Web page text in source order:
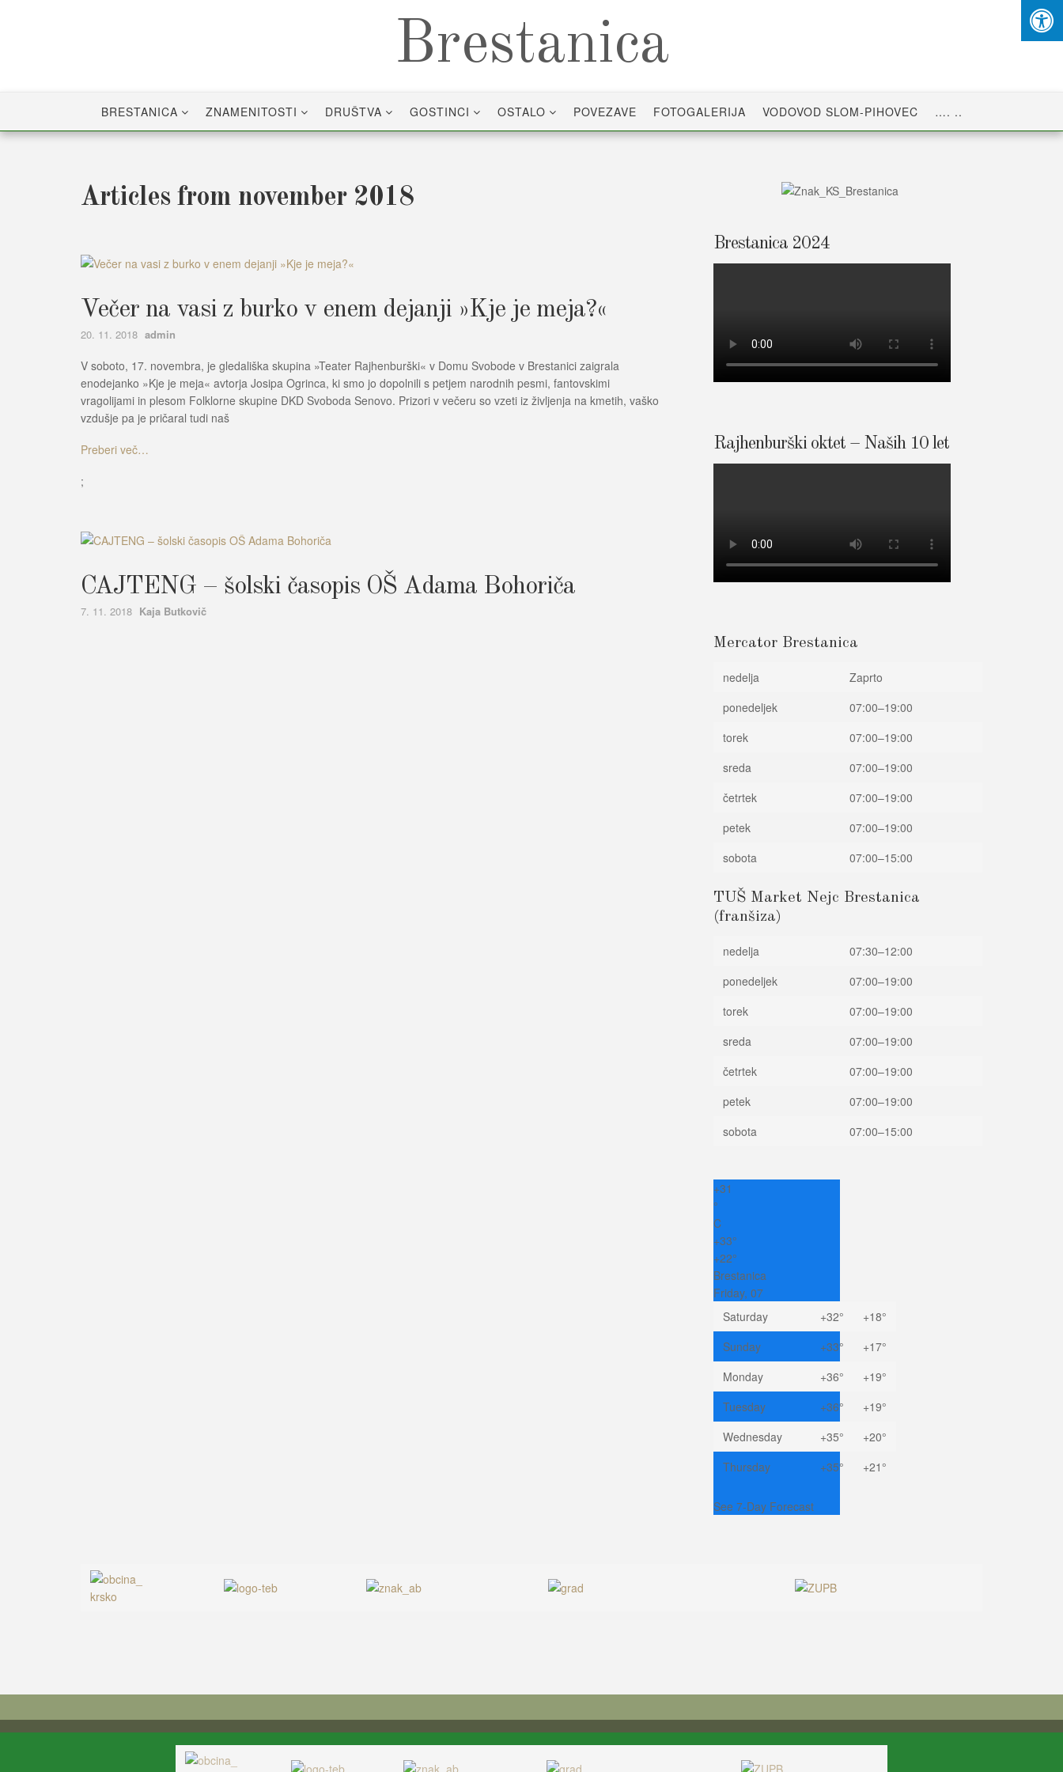
Brestanica
BRESTANICA ZNAMENITOSTI DRUŠTVA GOSTINCI OSTALO POVEZAVE FOTOGALERIJA VODOVOD SLOM-PIHOVEC …. ..
Articles from november 2018
Večer na vasi z burko v enem dejanji »Kje je meja?«
20. 11. 2018 Author
admin
V soboto, 17. novembra, je gledališka skupina »Teater Rajhenburški« v Domu Svobode v Brestanici zaigrala
enodejanko »Kje je meja« avtorja Josipa Ogrinca, ki smo jo dopolnili s petjem narodnih pesmi, fantovskimi
vragolijami in plesom Folklorne skupine DKD Svoboda Senovo. Prizori v večeru so vzeti iz življenja na kmetih, vaško
vzdušje pa je pričaral tudi naš
Preberi več…
;
CAJTENG – šolski časopis OŠ Adama Bohoriča
7. 11. 2018 Author
Kaja Butkovič
Brestanica 2024
Rajhenburški oktet – Naših 10 let
Mercator Brestanica
nedelja
Zaprto
ponedeljek
07:00–19:00
torek
07:00–19:00
sreda
07:00–19:00
četrtek
07:00–19:00
petek
07:00–19:00
sobota
07:00–15:00
TUŠ Market Nejc Brestanica
(franšiza)
nedelja
07:30–12:00
ponedeljek
07:00–19:00
torek
07:00–19:00
sreda
07:00–19:00
četrtek
07:00–19:00
petek
07:00–19:00
sobota
07:00–15:00
+31
°
C
+33°
+22°
Brestanica
Friday, 07
Saturday
+32° +18°
Sunday
+33° +17°
Monday
+36° +19°
Tuesday
+36° +19°
Wednesday
+35° +20°
Thursday
+35° +21°
See 7-Day Forecast